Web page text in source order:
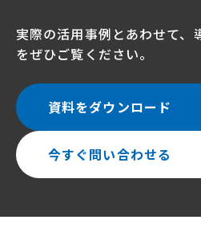
実際の活用事例とあわせて、
をぜひご覧ください。
資料をダウンロード
今すぐ問い合わせる